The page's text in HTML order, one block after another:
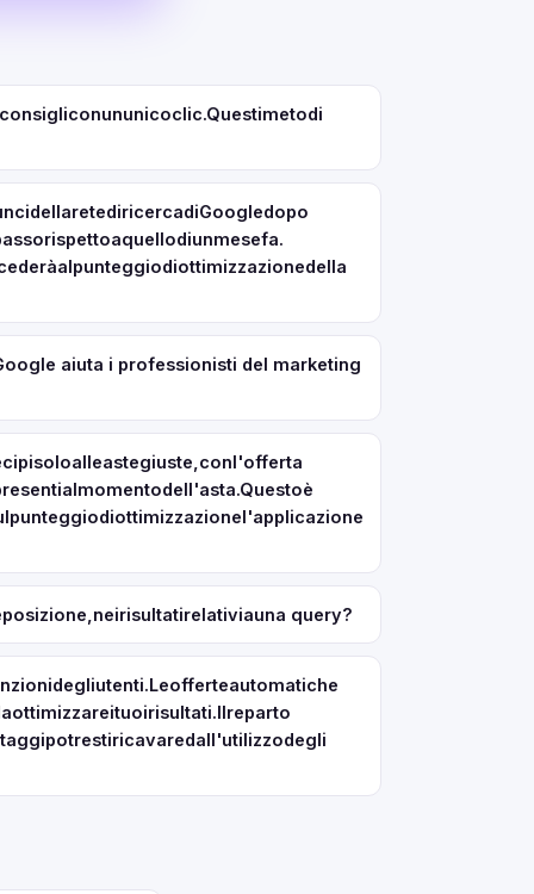
aiuta i professionisti del marketing
query?